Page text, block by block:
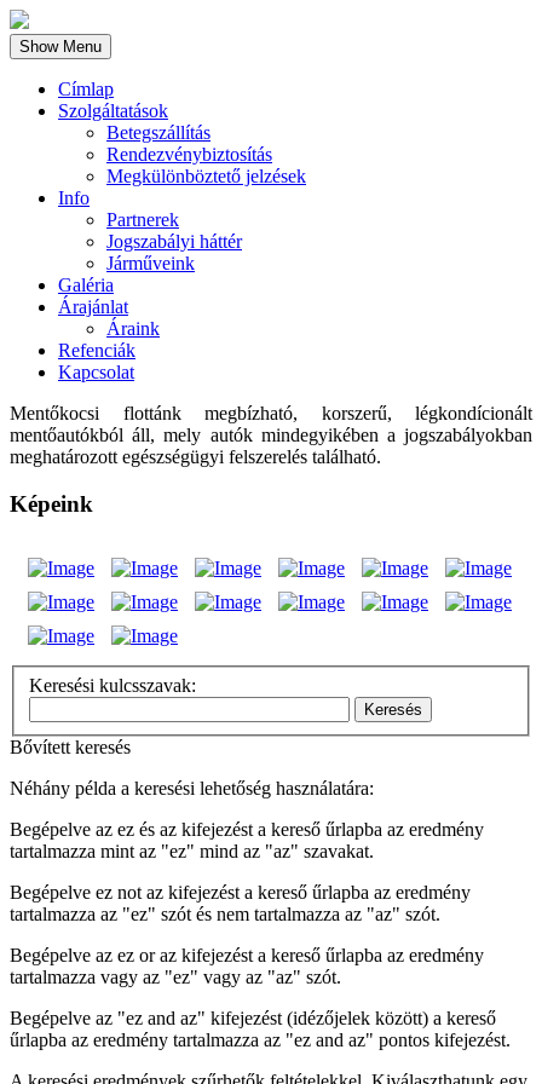
Show Menu
Címlap
Szolgáltatások
Betegszállítás
Rendezvénybiztosítás
Megkülönböztető jelzések
Info
Partnerek
Jogszabályi háttér
Járműveink
Galéria
Árajánlat
Áraink
Refenciák
Kapcsolat
Mentőkocsi flottánk megbízható, korszerű, légkondícionált
mentőautókból áll, mely autók mindegyikében a jogszabályokban
meghatározott egészségügyi felszerelés található.
Képeink
Keresési kulcsszavak:
Keresés
Bővített keresés
Néhány példa a keresési lehetőség használatára:
Begépelve az ez és az kifejezést a kereső űrlapba az eredmény
tartalmazza mint az "ez" mind az "az" szavakat.
Begépelve ez not az kifejezést a kereső űrlapba az eredmény
tartalmazza az "ez" szót és nem tartalmazza az "az" szót.
Begépelve az ez or az kifejezést a kereső űrlapba az eredmény
tartalmazza vagy az "ez" vagy az "az" szót.
Begépelve az "ez and az" kifejezést (idézőjelek között) a kereső
űrlapba az eredmény tartalmazza az "ez and az" pontos kifejezést.